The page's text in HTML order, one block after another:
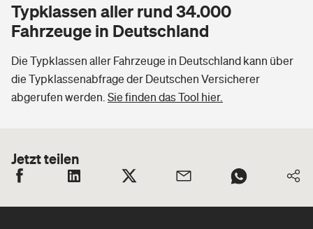
Typklassen aller rund 34.000
Fahrzeuge in Deutschland
Die Typklassen aller Fahrzeuge in Deutschland kann über
die Typklassenabfrage der Deutschen Versicherer
abgerufen werden. Sie finden das Tool hier.
Jetzt teilen